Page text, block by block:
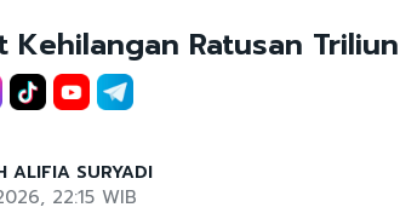
Kehilangan Ratusan
ALIFIA SURYADI
22:15 WIB